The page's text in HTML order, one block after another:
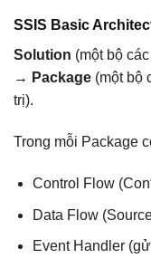
SSIS Basic
Solution (một bộ
→ Package (một bộ
trị).
Trong mỗi Package
Control Flow
Data Flow
Event Handler